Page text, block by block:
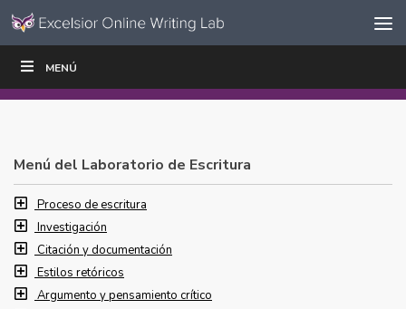
Ir al contenido
navegación
MENÚ
ESCRIBIR
Menú del Laboratorio de Escritura
Proceso de escritura
Investigación
Citación y documentación
Estilos retóricos
Argumento y pensamiento crítico